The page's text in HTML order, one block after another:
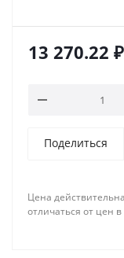
13 270.22 ₽
Поделиться
Цена
отличаться от цен